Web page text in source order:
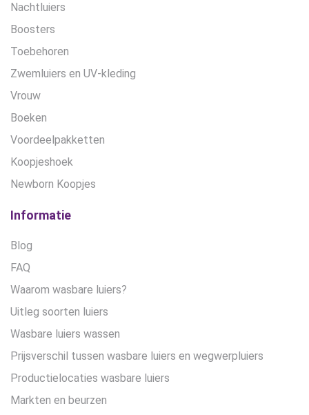
Nachtluiers
Boosters
Toebehoren
Zwemluiers en UV-kleding
Vrouw
Boeken
Voordeelpakketten
Koopjeshoek
Newborn Koopjes
Informatie
Blog
FAQ
Waarom wasbare luiers?
Uitleg soorten luiers
Wasbare luiers wassen
Prijsverschil tussen wasbare luiers en wegwerpluiers
Productielocaties wasbare luiers
Markten en beurzen